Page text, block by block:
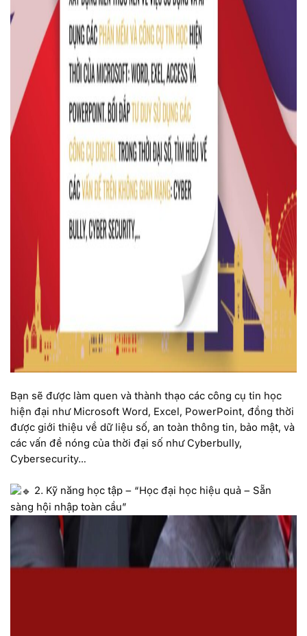
Bạn sẽ được làm quen và thành thạo các công cụ tin học
hiện đại như Microsoft Word, Excel, PowerPoint, đồng thời
được giới thiệu về dữ liệu số, an toàn thông tin, bảo mật, và
các vấn đề nóng của thời đại số như Cyberbully,
Cybersecurity…
2. Kỹ năng học tập – “Học đại học hiệu quả – Sẵn
sàng hội nhập toàn cầu”